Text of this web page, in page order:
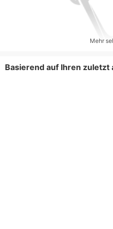
Mehr
Basierend auf Ihren zuletzt